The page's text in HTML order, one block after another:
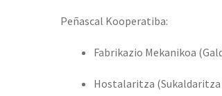
Peñascal Kooperatiba:
Fabrikazio Mekanikoa
Hostalaritza